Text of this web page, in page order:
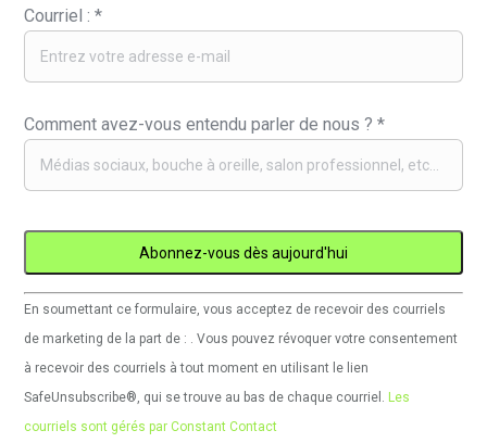
Courriel :*
Comment avez-vous entendu parler de nous ?*
Utilisation
de
Constant
Contact.
Veuillez
En soumettant ce formulaire, vous acceptez de recevoir des courriels
de marketing de la part de : . Vous pouvez révoquer votre consentement
à recevoir des courriels à tout moment en utilisant le lien
SafeUnsubscribe®, qui se trouve au bas de chaque courriel. Les
courriels sont gérés par Constant Contact